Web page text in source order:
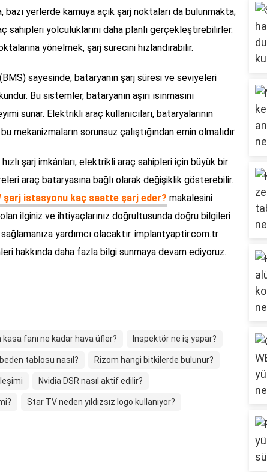
bazı yerlerde kamuya açık şarj noktaları da bulunmakta;
sahipleri yolculuklarını daha planlı gerçekleştirebilirler.
yönelmek, şarj sürecini hızlandırabilir.
sayesinde, bataryanın şarj süresi ve seviyeleri
Bu sistemler, bataryanın aşırı ısınmasını
sunar. Elektrikli araç kullanıcıları, bataryalarının
mekanizmaların sorunsuz çalıştığından emin olmalıdır.
şarj imkânları, elektrikli araç sahipleri için büyük bir
araç bataryasına bağlı olarak değişiklik gösterebilir.
şarj istasyonu kaç saatte şarj eder? makalesini
ilginiz ve ihtiyaçlarınız doğrultusunda doğru bilgileri
yardımcı olacaktır. implantyaptir.com.tr
hakkında daha fazla bilgi sunmaya devam ediyoruz.
kasa fanı ne kadar hava üfler? Inspektör ne iş yapar?
tablosu nasıl? Rizom hangi bitkilerde bulunur?
Nvidia DSR nasıl aktif edilir?
Star TV neden yıldızsız logo kullanıyor?